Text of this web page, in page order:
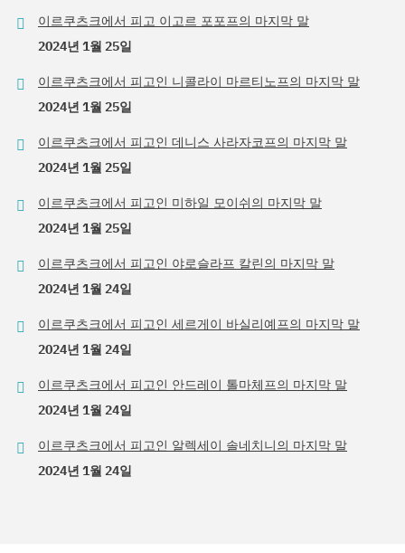
이르쿠츠크에서 피고 이고르 포포프의 마지막 말
2024년 1월 25일
이르쿠츠크에서 피고인 니콜라이 마르티노프의 마지막 말
2024년 1월 25일
이르쿠츠크에서 피고인 데니스 사라자코프의 마지막 말
2024년 1월 25일
이르쿠츠크에서 피고인 미하일 모이쉬의 마지막 말
2024년 1월 25일
이르쿠츠크에서 피고인 야로슬라프 칼린의 마지막 말
2024년 1월 24일
이르쿠츠크에서 피고인 세르게이 바실리예프의 마지막 말
2024년 1월 24일
이르쿠츠크에서 피고인 안드레이 톨마체프의 마지막 말
2024년 1월 24일
이르쿠츠크에서 피고인 알렉세이 솔네치니의 마지막 말
2024년 1월 24일